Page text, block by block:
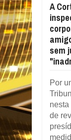
A
sem
Por
nesta
de